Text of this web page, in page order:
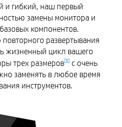
и гибкий, наш первый
замены монитора и
компонентов.
развертывания
жизненный цикл вашего
трех размеров[5]с очень
заменять в любое время
инструментов.